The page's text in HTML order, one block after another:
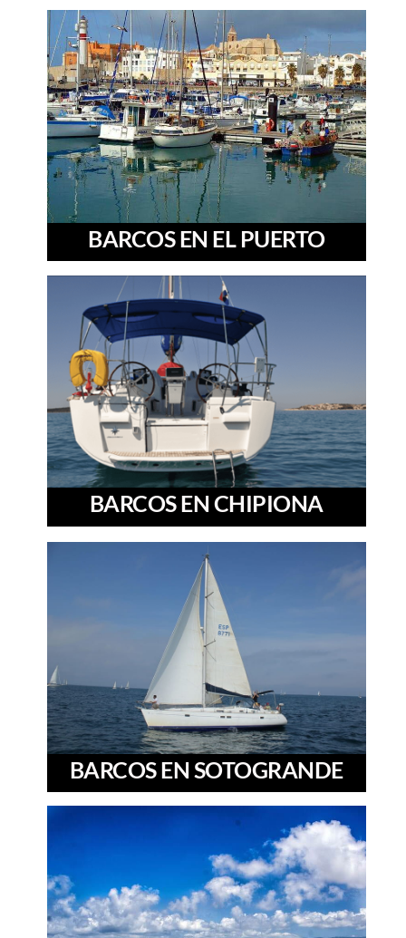
BARCOS EN EL PUERTO
BARCOS EN CHIPIONA
BARCOS EN SOTOGRANDE